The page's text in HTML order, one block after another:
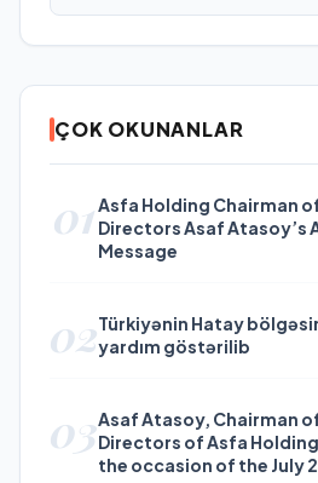
ÇOK OKUNANLAR
01Asfa Holding Chairman
Directors Asaf Atasoy’s
Message
02Türkiyənin Hatay
yardım göstərilib
03Asaf Atasoy, Chairman
Directors of Asfa
the occasion of the July